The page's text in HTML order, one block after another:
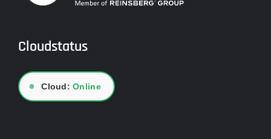
Cloudstatus
● Cloud:Online